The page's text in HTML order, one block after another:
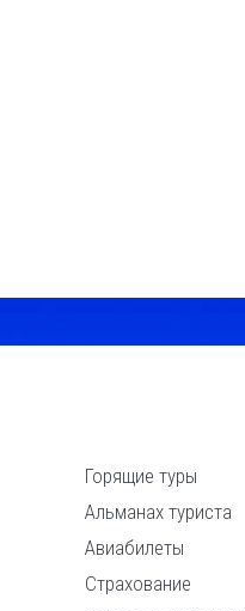
Горящие туры
Альманах туриста
Авиабилеты
Страхование